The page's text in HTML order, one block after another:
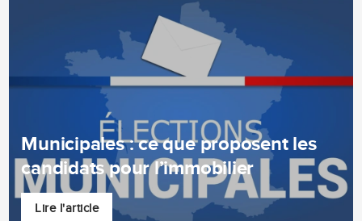
Municipales : ce que proposent les
candidats pour l’immobilier
Lire l'article